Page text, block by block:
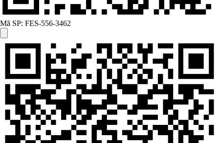
Mã SP: FES-556-3462